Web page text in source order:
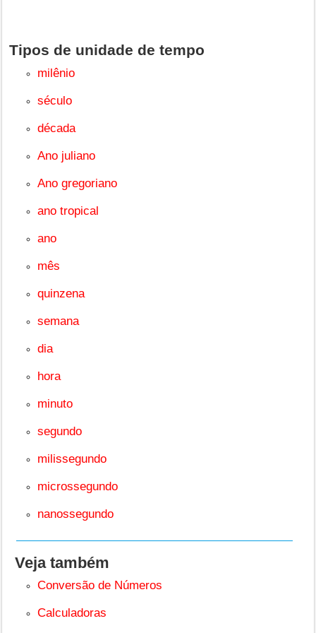
Tipos de unidade de tempo
milênio
século
década
Ano juliano
Ano gregoriano
ano tropical
ano
mês
quinzena
semana
dia
hora
minuto
segundo
milissegundo
microssegundo
nanossegundo
Veja também
Conversão de Números
Calculadoras